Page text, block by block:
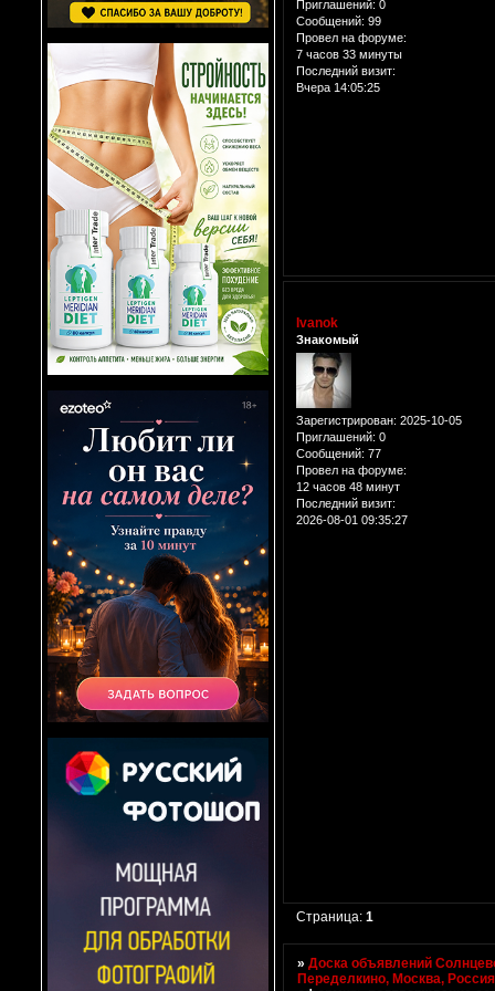
Приглашений: 0
Сообщений: 99
Провел на форуме:
7 часов 33 минуты
Последний визит:
Вчера 14:05:25
Ivanok
Знакомый
Зарегистрирован: 2025-10-05
Приглашений: 0
Сообщений: 77
Провел на форуме:
12 часов 48 минут
Последний визит:
2026-08-01 09:35:27
Страница:1
»Доска объявлений
Переделкино, Москва, Россия